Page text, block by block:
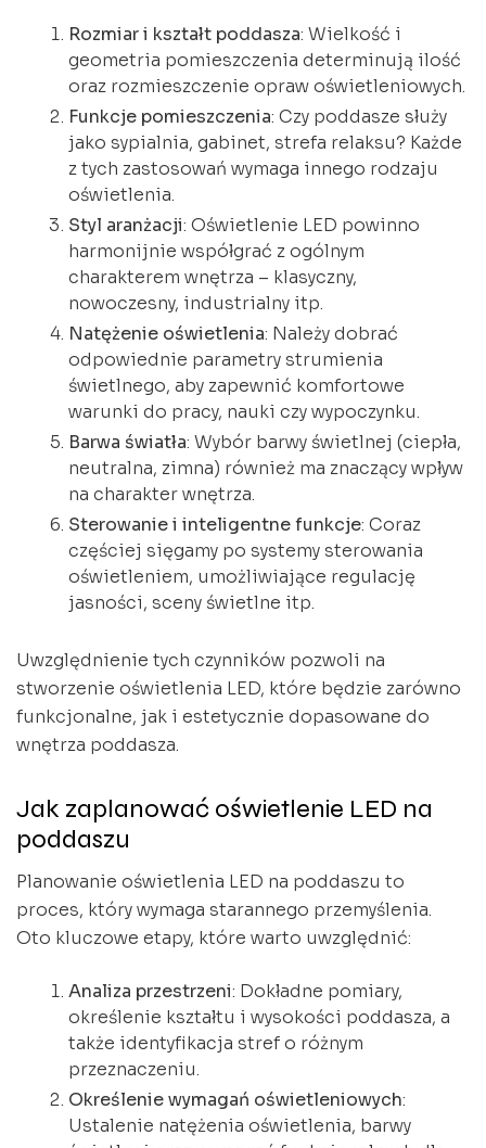
Rozmiar i kształt poddasza: Wielkość i
geometria pomieszczenia determinują ilość
oraz rozmieszczenie opraw oświetleniowych.
Funkcje pomieszczenia: Czy poddasze służy
jako sypialnia, gabinet, strefa relaksu? Każde
z tych zastosowań wymaga innego rodzaju
oświetlenia.
Styl aranżacji: Oświetlenie LED powinno
harmonijnie współgrać z ogólnym
charakterem wnętrza – klasyczny,
nowoczesny, industrialny itp.
Natężenie oświetlenia: Należy dobrać
odpowiednie parametry strumienia
świetlnego, aby zapewnić komfortowe
warunki do pracy, nauki czy wypoczynku.
Barwa światła: Wybór barwy świetlnej (ciepła,
neutralna, zimna) również ma znaczący wpływ
na charakter wnętrza.
Sterowanie i inteligentne funkcje: Coraz
częściej sięgamy po systemy sterowania
oświetleniem, umożliwiające regulację
jasności, sceny świetlne itp.
Uwzględnienie tych czynników pozwoli na
stworzenie oświetlenia LED, które będzie zarówno
funkcjonalne, jak i estetycznie dopasowane do
wnętrza poddasza.
Jak zaplanować oświetlenie LED na
poddaszu
Planowanie oświetlenia LED na poddaszu to
proces, który wymaga starannego przemyślenia.
Oto kluczowe etapy, które warto uwzględnić:
Analiza przestrzeni: Dokładne pomiary,
określenie kształtu i wysokości poddasza, a
także identyfikacja stref o różnym
przeznaczeniu.
Określenie wymagań oświetleniowych:
Ustalenie natężenia oświetlenia, barwy